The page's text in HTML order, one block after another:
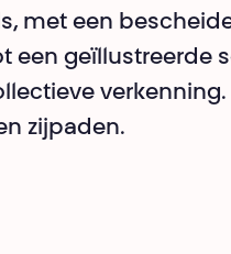
met een
een geïllustreerde
verkenning.
zijpaden.